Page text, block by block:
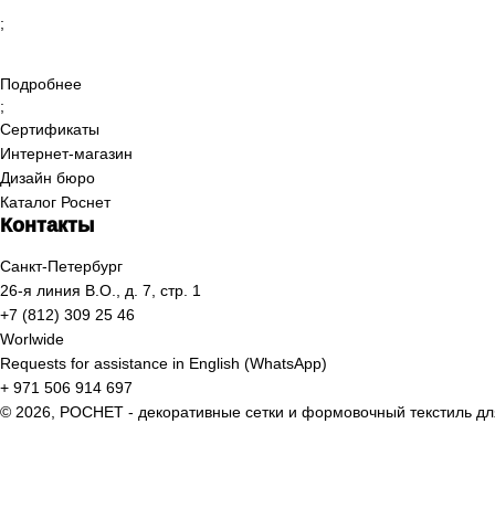
;
Подробнее
;
Сертификаты
Интернет-магазин
Дизайн бюро
Каталог Роснет
Контакты
Санкт-Петербург
26-я линия В.О., д. 7, стр. 1
+7 (812) 309 25 46
Worlwide
Requests for assistance in English (WhatsApp)
+ 971 506 914 697
© 2026, РОСНЕТ - декоративные сетки и формовочный текстиль